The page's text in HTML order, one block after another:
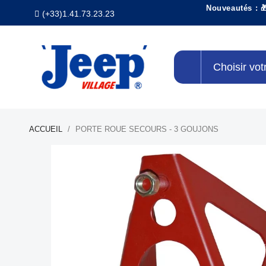
(+33)1.41.73.23.23
Nouveautés :
Choisir
ACCUEIL PORTE ROUE SECOURS - 3 GOUJONS